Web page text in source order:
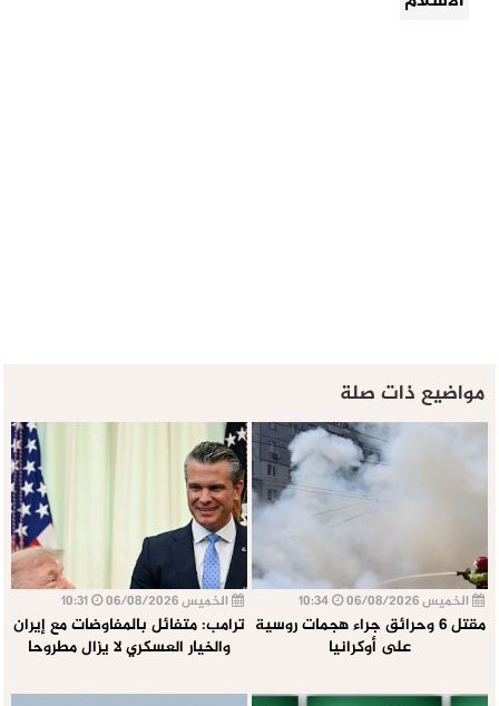
مواضيع ذات صلة
الخميس 06/08/2026
مقتل 6 وحرائق جراء هجمات روسية
على أوكرانيا
الخميس 06/08/2026
ترامب: متفائل بالمفاوضات مع إيران
والخيار العسكري لا يزال مطروحا